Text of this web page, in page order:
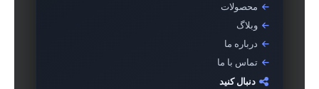
محصولات
وبلاگ
درباره ما
تماس با ما
دنبال کنید